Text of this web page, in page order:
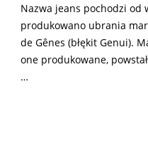
Nazwa jeans pochodzi od
produkowano ubrania
de Gênes (błękit Genui).
one produkowane,
…